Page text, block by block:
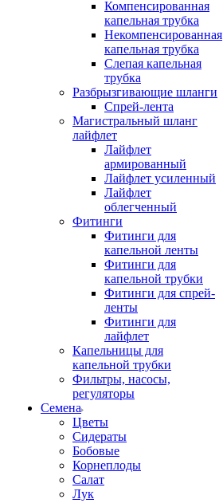
Компенсированная
капельная трубка
Некомпенсированная
капельная трубка
Слепая капельная
трубка
Разбрызгивающие шланги
Спрей-лента
Магистральный шланг
лайфлет
Лайфлет
армированный
Лайфлет усиленный
Лайфлет
облегченный
Фитинги
Фитинги для
капельной ленты
Фитинги для
капельной трубки
Фитинги для спрей-
ленты
Фитинги для
лайфлет
Капельницы для
капельной трубки
Фильтры, насосы,
регуляторы
Семена
Цветы
Сидераты
Бобовые
Корнеплоды
Салат
Лук